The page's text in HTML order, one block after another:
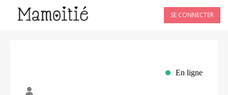
SE CONNECTER
En ligne